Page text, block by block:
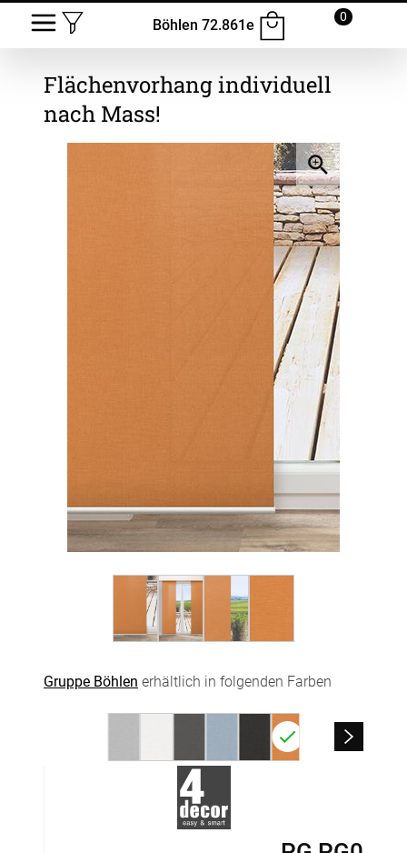
Böhlen 72.861e
0
Flächenvorhangindividuell
nach Mass!
Gruppe Böhlen erhältlich in folgenden Farben